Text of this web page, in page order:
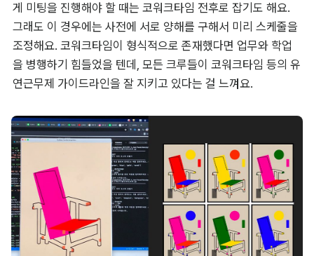
게 미팅을 진행해야 할 때는 코워크타임 전후로 잡기도 해요.
그래도 이 경우에는 사전에 서로 양해를 구해서 미리 스케줄을
조정해요. 코워크타임이 형식적으로 존재했다면 업무와 학업
을 병행하기 힘들었을 텐데, 모든 크루들이 코워크타임 등의 유
연근무제 가이드라인을 잘 지키고 있다는 걸 느껴요.